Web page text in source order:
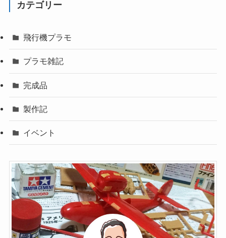
カテゴリー
飛行機プラモ
プラモ雑記
完成品
製作記
イベント